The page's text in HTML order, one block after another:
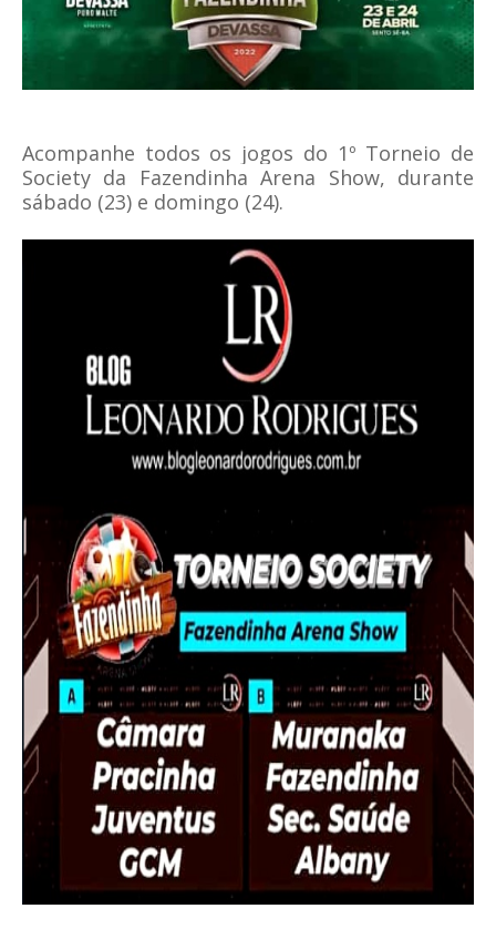
Acompanhe todos os jogos do 1º Torneio de
Society da Fazendinha Arena Show, durante
sábado (23) e domingo (24).